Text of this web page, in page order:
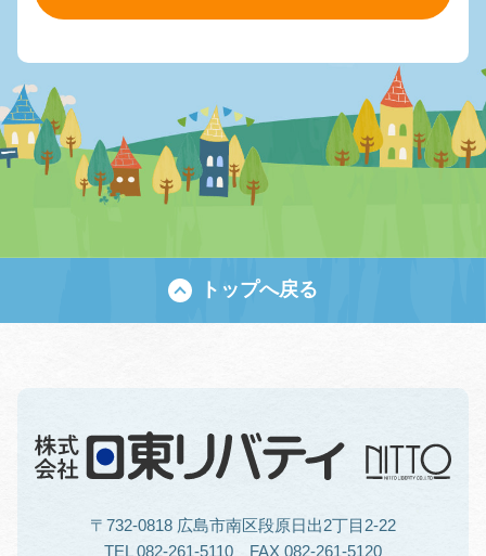
トップへ戻る
〒732-0818 広島市南区段原日出2丁目2-22
TEL 082-261-5110 FAX 082-261-5120